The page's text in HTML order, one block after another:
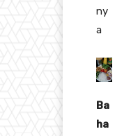
ny
a
Ba
ha